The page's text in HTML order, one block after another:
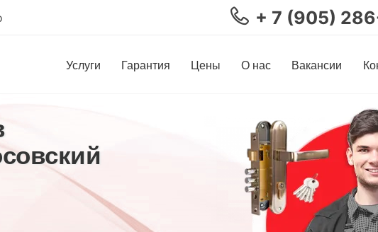
+ 7 (905)
Услуги Гарантия Цены О нас Вакансии